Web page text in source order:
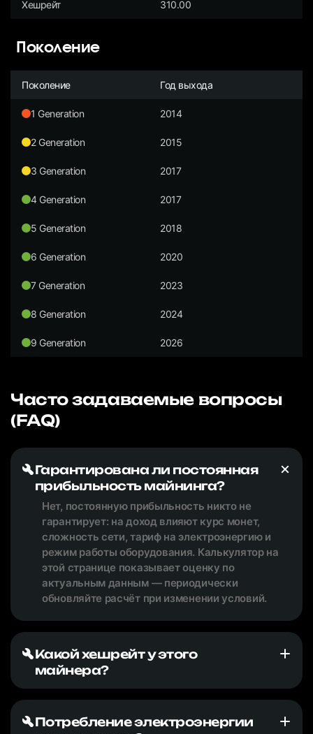
Хешрейт 310.00
Поколение
Поколение Год выхода
1 Generation 2014
2 Generation 2015
3 Generation 2017
4 Generation 2017
5 Generation 2018
6 Generation 2020
7 Generation 2023
8 Generation 2024
9 Generation 2026
Часто задаваемые вопросы
(FAQ)
Гарантирована ли постоянная
прибыльность майнинга?
Нет, постоянную прибыльность никто не
гарантирует: на доход влияют курс монет,
сложность сети, тариф на электроэнергию и
режим работы оборудования. Калькулятор на
этой странице показывает оценку по
актуальным данным — периодически
обновляйте расчёт при изменении условий.
Какой хешрейт у этого
майнера?
Потребление электроэнергии